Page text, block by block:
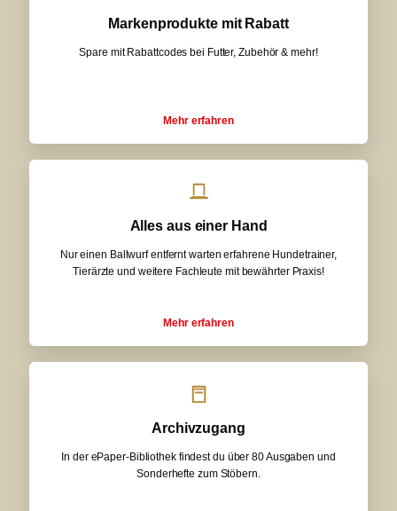
Markenprodukte mit Rabatt
Spare mit Rabattcodes bei Futter, Zubehör & mehr!
Mehr erfahren
Alles aus einer Hand
Nur einen Ballwurf entfernt warten erfahrene Hundetrainer,
Tierärzte und weitere Fachleute mit bewährter Praxis!
Mehr erfahren
Archivzugang
In der ePaper-Bibliothek findest du über 80 Ausgaben und
Sonderhefte zum Stöbern.